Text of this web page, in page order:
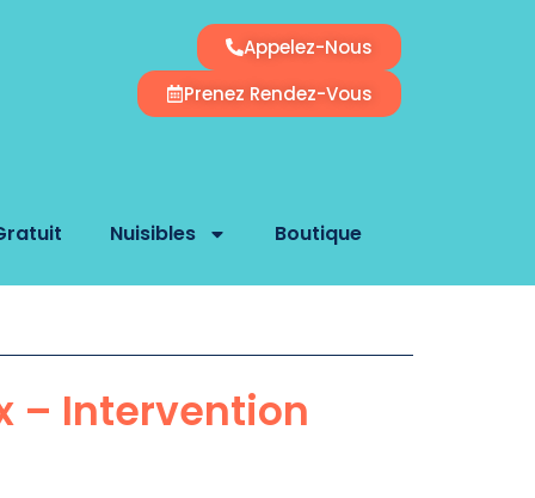
Appelez-Nous
Prenez Rendez-Vous
Nuisibles Boutique
– Intervention